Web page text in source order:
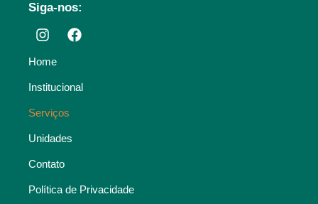
Siga-nos:
Home
Institucional
Serviços
Unidades
Contato
Política de Privacidade